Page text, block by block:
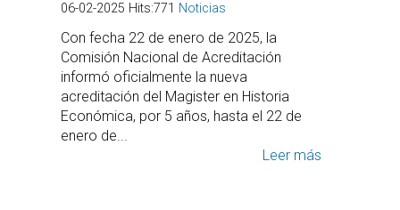
06-02-2025 Hits:771 Noticias
Con fecha 22 de enero de 2025, la
Comisión Nacional de Acreditación
informó oficialmente la nueva
acreditación del Magister en Historia
Económica, por 5 años, hasta el 22 de
enero de...
Leer más